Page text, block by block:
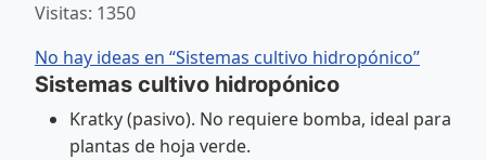
Visitas: 1350
No hay ideas en “Sistemas cultivo hidropónico”
Sistemas cultivo hidropónico
Kratky (pasivo). No requiere bomba, ideal para
plantas de hoja verde.